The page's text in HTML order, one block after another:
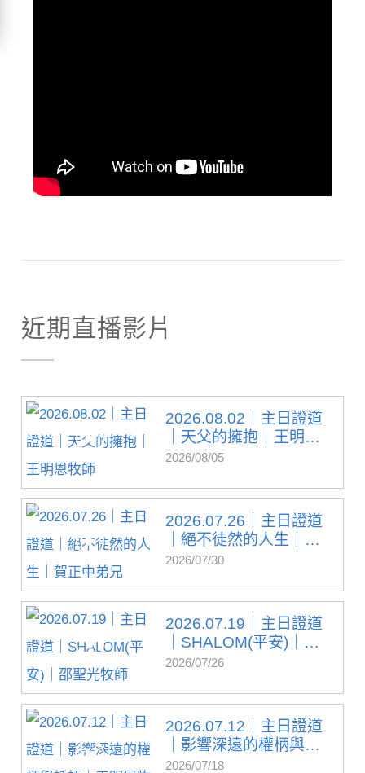
近期直播影片
2026.08.02｜主日證道
｜天父的擁抱｜王明
恩...
2026/08/05
2026.07.26｜主日證道
｜絕不徒然的人生｜
賀...
2026/07/30
2026.07.19｜主日證道
｜SHALOM(平安)｜邵
聖光...
2026/07/26
2026.07.12｜主日證道
｜影響深遠的權柄與
話...
2026/07/18